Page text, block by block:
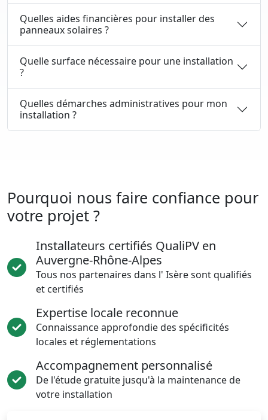
Quelles aides financières pour installer des
panneaux solaires ?
Quelle surface nécessaire pour une installation
?
Quelles démarches administratives pour mon
installation ?
Pourquoi nous faire confiance pour
votre projet ?
Installateurs certifiés QualiPV en
Auvergne-Rhône-Alpes
Tous nos partenaires dans l' Isère sont qualifiés
et certifiés
Expertise locale reconnue
Connaissance approfondie des spécificités
locales et réglementations
Accompagnement personnalisé
De l'étude gratuite jusqu'à la maintenance de
votre installation